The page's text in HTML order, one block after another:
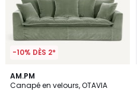
-10% DÈS 2*
AM.PM
Canapé en velours, OTAVIA
14
Couleurs